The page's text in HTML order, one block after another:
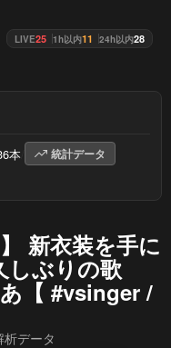
LIVE25 1h以内11 24h以内28
本
統計データ
新衣装を手に
しぶりの歌
【 #vsinger /
データ